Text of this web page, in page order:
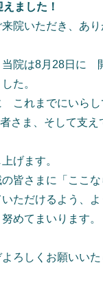
ました！
院いただき、あり
院は8月28日に
た。
これまでにいらし
さま、そして支え
げます。
皆さまに「ここな
ただけるよう、よ
めてまいります。
ろしくお願いいた